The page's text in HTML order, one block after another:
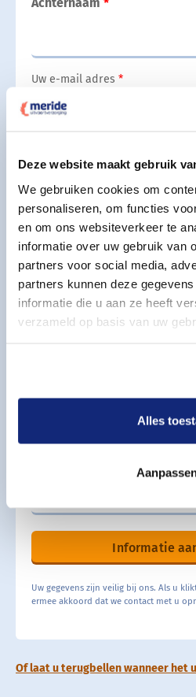
Deze website maakt gebruik
We gebruiken cookies om
personaliseren, om functies
en om ons websiteverkeer te
informatie over uw gebruik van
partners voor social media,
partners kunnen deze
informatie die u aan ze heeft
verzameld op basis van uw
Alles
Uw e-mail adres
Indicatie periode overlijden
Aanvullende wensen
Geef uw aanvullende wensen
Informatie
Uw gegevens zijn veilig bij ons. Als u
ermee akkoord dat we contact met u
Of laat u terugbellen wanneer het